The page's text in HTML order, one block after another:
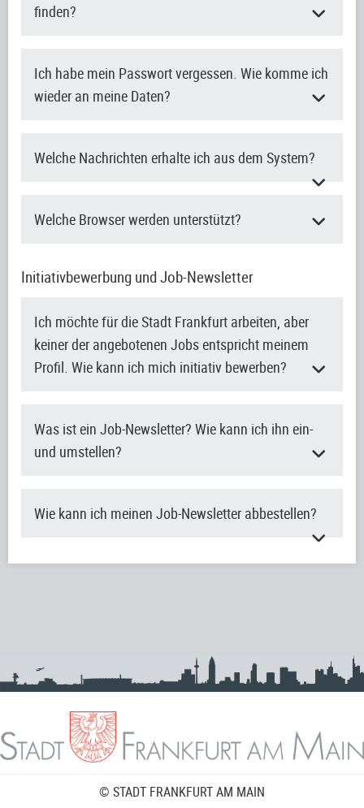
finden?
Ich habe mein Passwort vergessen. Wie komme ich
wieder an meine Daten?
Welche Nachrichten erhalte ich aus dem System?
Welche Browser werden unterstützt?
Initiativbewerbung und Job-Newsletter
Ich möchte für die Stadt Frankfurt arbeiten, aber
keiner der angebotenen Jobs entspricht meinem
Profil. Wie kann ich mich initiativ bewerben?
Was ist ein Job-Newsletter? Wie kann ich ihn ein-
und umstellen?
Wie kann ich meinen Job-Newsletter abbestellen?
© STADT FRANKFURT AM MAIN